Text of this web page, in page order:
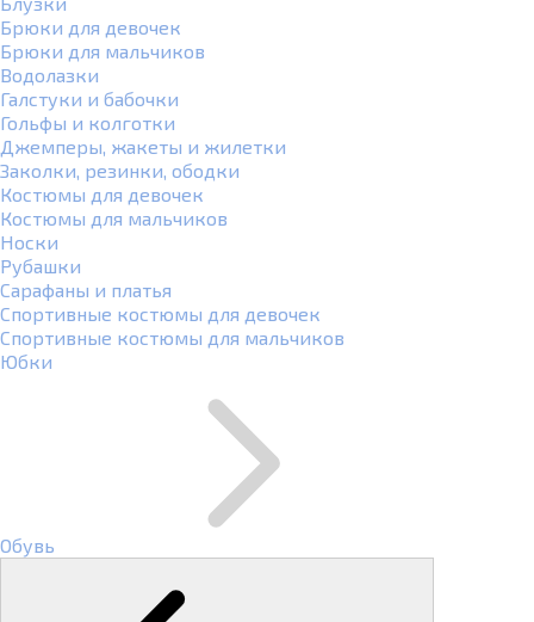
Брюки для девочек
Брюки для мальчиков
Водолазки
Галстуки и бабочки
Гольфы и колготки
Джемперы, жакеты и жилетки
Заколки, резинки, ободки
Костюмы для девочек
Костюмы для мальчиков
Носки
Рубашки
Сарафаны и платья
Спортивные костюмы для девочек
Спортивные костюмы для мальчиков
Юбки
Обувь